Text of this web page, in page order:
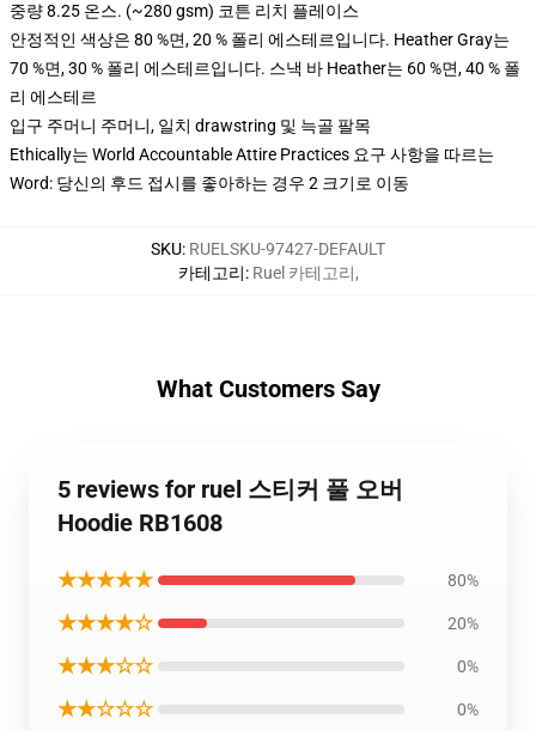
중량 8.25 온스. (~280 gsm) 코튼 리치 플레이스
안정적인 색상은 80 %면, 20 % 폴리 에스테르입니다. Heather Gray는
70 %면, 30 % 폴리 에스테르입니다. 스낵 바 Heather는 60 %면, 40 % 폴
리 에스테르
입구 주머니 주머니, 일치 drawstring 및 늑골 팔목
Ethically는 World Accountable Attire Practices 요구 사항을 따르는
Word: 당신의 후드 접시를 좋아하는 경우 2 크기로 이동
SKU: RUELSKU-97427-DEFAULT
카테고리: Ruel 카테고리,
What Customers Say
5 reviews for ruel 스티커 풀 오버
Hoodie RB1608
★★★★★ 80%
★★★★☆ 20%
★★★☆☆ 0%
★★☆☆☆ 0%